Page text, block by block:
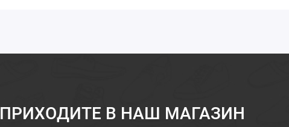
ПРИХОДИТЕ В НАШ МАГАЗИН